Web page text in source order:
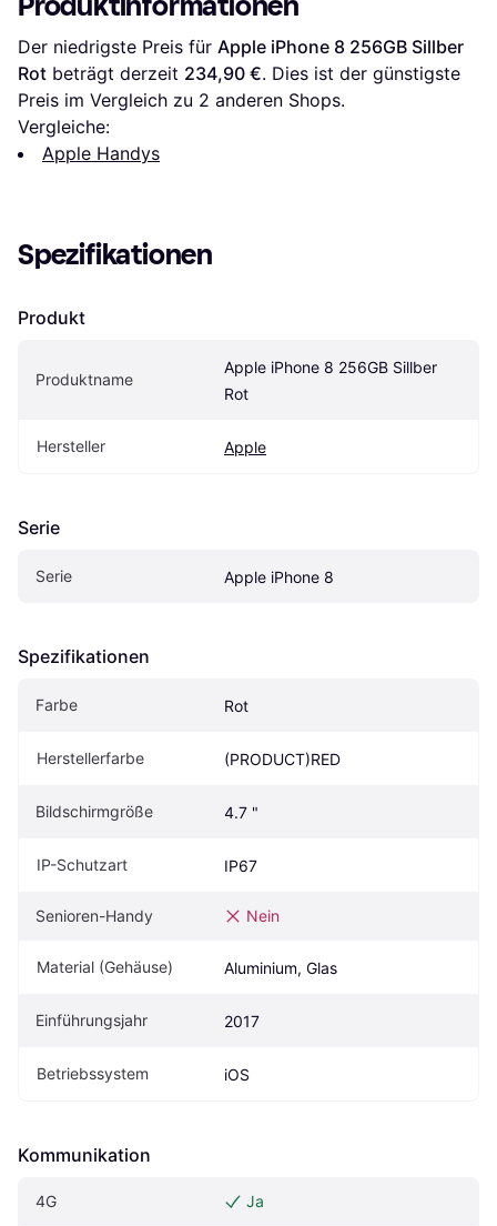
Der niedrigste Preis für Apple iPhone 8 256GB Sillber
Rot beträgt derzeit 234,90 €. Dies ist der günstigste
Preis im Vergleich zu 2 anderen Shops.
Vergleiche:
Apple Handys
Spezifikationen
Produkt
Produktname
Apple iPhone 8 256GB Sillber
Rot
Hersteller Apple
Serie
Serie Apple iPhone 8
Spezifikationen
Farbe Rot
Herstellerfarbe (PRODUCT)RED
Bildschirmgröße 4.7 "
IP-Schutzart IP67
Senioren-Handy Nein
Material (Gehäuse) Aluminium, Glas
Einführungsjahr 2017
Betriebssystem iOS
Kommunikation
4G Ja